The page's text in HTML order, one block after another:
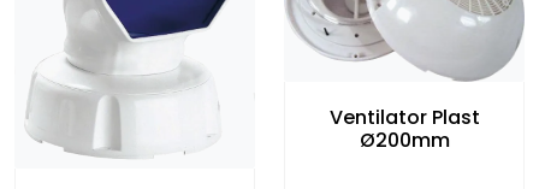
Ventilator Plast
Ø200mm